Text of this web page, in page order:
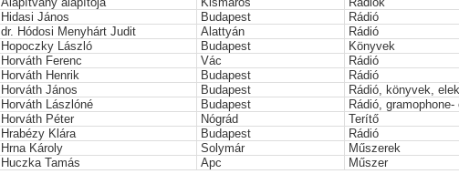
Hidasi János
Budapest
Rádió
dr. Hódosi Menyhárt Judit
Alattyán
Rádió
Hopoczky László
Budapest
Könyvek
Horváth Ferenc
Vác
Rádió
Horváth Henrik
Budapest
Rádió
Horváth János
Budapest
Rádió, könyvek,
Horváth Lászlóné
Budapest
Rádió,
Horváth Péter
Nógrád
Terítő
Hrabézy Klára
Budapest
Rádió
Hrna Károly
Solymár
Műszerek
Huczka Tamás
Apc Műszer